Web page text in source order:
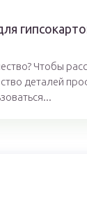
Чтобы
деталей